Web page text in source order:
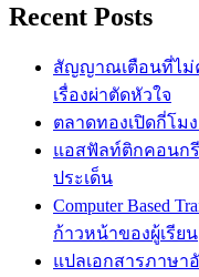
Recent Posts
สัญญาณเตือนที่ไม่
เรื่องผ่าตัดหัวใจ
ตลาดทองเปิดกี่โม
แอสฟัลท์ติกคอนกรี
ประเด็น
Computer Based
ก้าวหน้าของผู้เรียน
แปลเอกสารภาษา